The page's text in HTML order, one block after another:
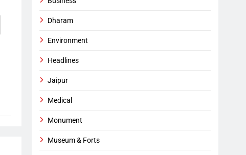
Dharam
Environment
Headlines
Jaipur
Medical
Monument
Museum & Forts